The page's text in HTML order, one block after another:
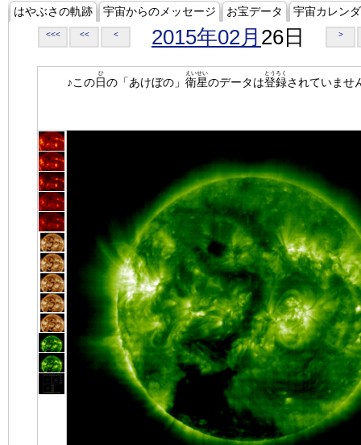
はやぶさの軌跡 宇宙からのメッセージ お宝データ 宇宙カレン
<<< << < 2015年02月 26日 >
♪この日
ひ
の「あけぼの」 衛星
えいせい
のデータは登録
とうろく
されていませ